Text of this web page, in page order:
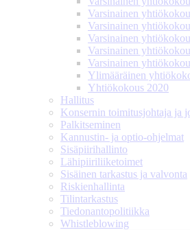
Varsinainen
Varsinainen
Varsinainen
Varsinainen
Varsinainen
Ylimääräinen
Yhtiökokous 2020
Hallitus
Konsernin toimitusjohtaja ja
Palkitseminen
Kannustin- ja optio-ohjelmat
Sisäpiirihallinto
Lähipiiri­liiketoimet
Sisäinen tarkastus ja valvonta
Riskienhallinta
Tilintarkastus
Tiedonanto­politiikka
Whistleblowing